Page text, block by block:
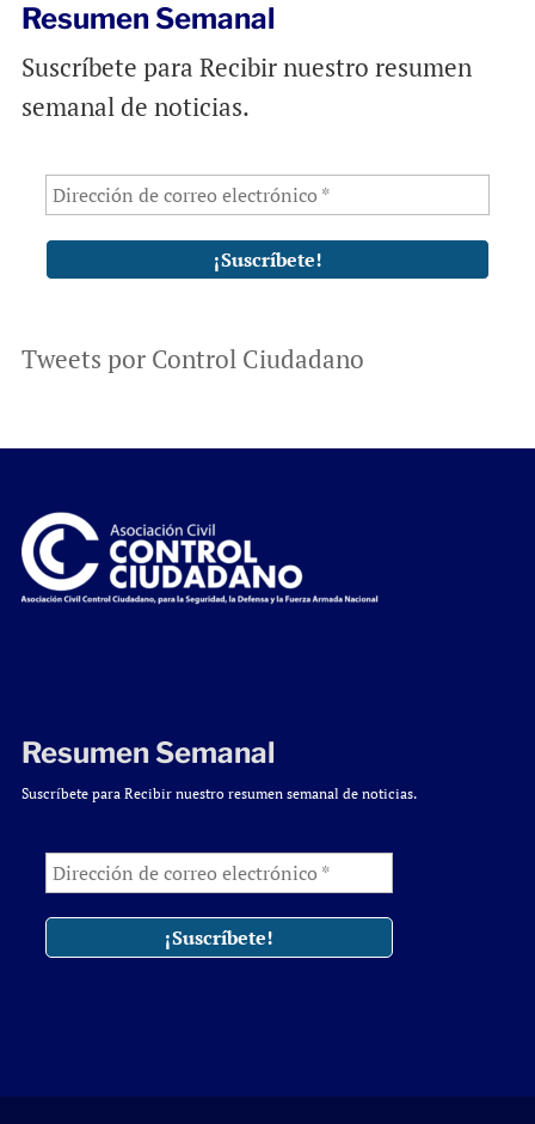
Resumen Semanal
Suscríbete para Recibir nuestro resumen
semanal de noticias.
Tweets por Control Ciudadano
Resumen Semanal
Suscríbete para Recibir nuestro resumen semanal de noticias.